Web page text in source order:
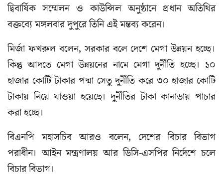
দ্বিবার্ষিক সম্মেলন ও কাউন্সিল অনুষ্ঠানে প্রধান অতিথির
বক্তব্যে মঙ্গলবার দুপুরে তিনি এই মন্তব্য করেন।
মির্জা ফখরুল বলেন, সরকার বলে দেশে মেগা উন্নয়ন হচ্ছে।
কিন্তু আদতে মেগা উন্নয়নের নামে মেগা দুর্নীতি হচ্ছে। ১০
হাজার কোটি টাকার পদ্মা সেতু দুর্নীতি করে ৩০ হাজার কোটি
টাকায় নিয়ে যাওয়া হয়েছে। দুর্নীতির টাকা কানাডায় পাচার
করা হচ্ছে।
বিএনপি মহাসচিব আরও বলেন, দেশের বিচার বিভাগ
পরাধীন। আইন মন্ত্রণালয় আর ডিসি-এসপির নির্দেশে চলে
বিচার বিভাগ।